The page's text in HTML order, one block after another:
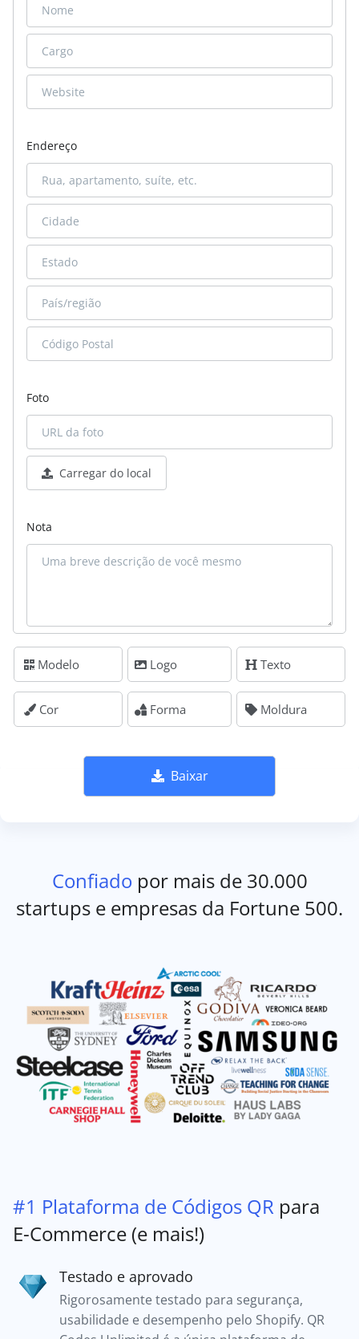
Endereço
Foto
Carregar do local
Nota
Modelo Logo Texto
Cor Forma Moldura
Baixar
Confiado por mais de 30.000
startups e empresas da Fortune 500.
#1 Plataforma de Códigos QR para
E-Commerce (e mais!)
Testado e aprovado
Rigorosamente testado para segurança,
usabilidade e desempenho pelo Shopify. QR